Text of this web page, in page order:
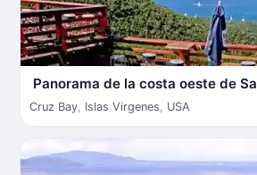
Panorama de la costa oeste de
Cruz Bay, Islas Virgenes, USA